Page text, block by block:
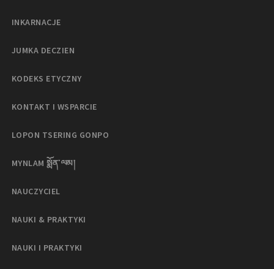
INKARNACJE
JUMKA DECZIEN
KODEKS ETYCZNY
KONTAKT I WSPARCIE
LOPON TSERING GONPO
MYNLAM སྨོན་ལམ།
NAUCZYCIEL
NAUKI & PRAKTYKI
NAUKI I PRAKTYKI